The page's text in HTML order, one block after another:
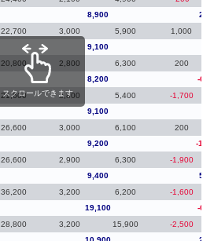
8,900
22,700 3,000 5,900 1,000
9,100
20,800 2,800 6,300 200
8,200
-
21,600 2,800 5,400 -1,700
9,100
26,600 3,000 6,100 200
9,200
-
26,600 2,900 6,300 -1,900
9,400
36,200 3,200 6,200 -1,600
19,100
-
28,800 3,200 15,900 -2,500
スクロールできます